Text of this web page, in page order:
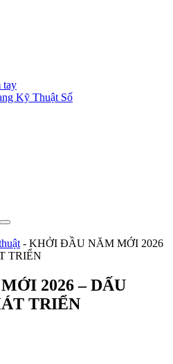
tay
Kỹ Thuật Số
- KHỞI ĐẦU NĂM MỚI 2026
TRIỂN
2026 – DẤU
TRIỂN